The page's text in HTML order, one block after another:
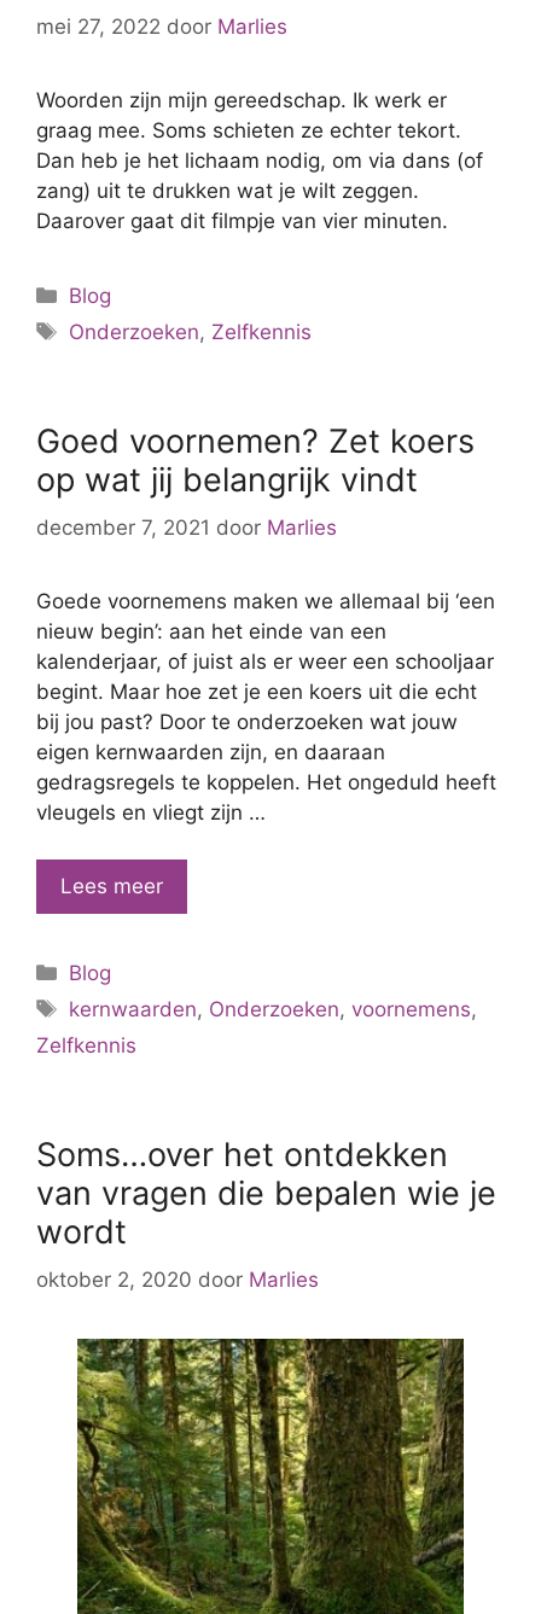
mei 27, 2022 door Marlies
Woorden zijn mijn gereedschap. Ik werk er
graag mee. Soms schieten ze echter tekort.
Dan heb je het lichaam nodig, om via dans (of
zang) uit te drukken wat je wilt zeggen.
Daarover gaat dit filmpje van vier minuten.
Categorieën
Blog
Tags
Onderzoeken, Zelfkennis
Goed voornemen? Zet koers
op wat jij belangrijk vindt
december 7, 2021 door Marlies
Goede voornemens maken we allemaal bij ‘een
nieuw begin’: aan het einde van een
kalenderjaar, of juist als er weer een schooljaar
begint. Maar hoe zet je een koers uit die echt
bij jou past? Door te onderzoeken wat jouw
eigen kernwaarden zijn, en daaraan
gedragsregels te koppelen. Het ongeduld heeft
vleugels en vliegt zijn …
Lees meerGoed
voornemen?
op
Categorieën
Blog
Tags
kernwaarden, Onderzoeken,voornemens,
Zelfkennis
Soms…over het ontdekken
van vragen die bepalen wie je
wordt
oktober 2, 2020 door Marlies